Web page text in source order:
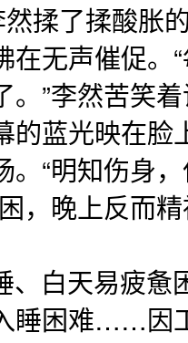
揉了揉酸胀
在无声催促。
。”李然苦笑
的蓝光映在
。“明知伤身
，晚上反而
、白天易疲惫
睡困难……因